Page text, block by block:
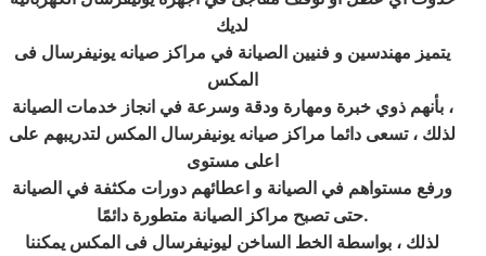
لديك
يتميز مهندسين و فنيين الصيانة في مراكز صيانه يونيفرسال فى
المكس
بأنهم ذوي خبرة ومهارة ودقة وسرعة في انجاز خدمات الصيانة ،
لذلك ، تسعى دائما مراكز صيانه يونيفرسال المكس لتدريبهم على
اعلى مستوى
ورفع مستواهم في الصيانة و اعطائهم دورات مكثفة في الصيانة
حتى تصبح مراكز الصيانة متطورة دائمًا.
لذلك ، بواسطة الخط الساخن ليونيفرسال فى المكس يمكننا